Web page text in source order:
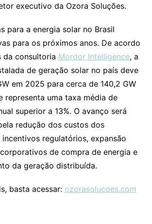
executivo da Ozora Soluções.
para a energia solar no Brasil
para os próximos anos. De acordo
da consultoria Mordor Intelligence, a
de geração solar no país deve
em 2025 para cerca de 140,2 GW
representa uma taxa média de
superior a 13%. O avanço será
redução dos custos dos
regulatórios, expansão
de compra de energia e
da geração distribuída.
basta acessar: ozorasolucoes.com